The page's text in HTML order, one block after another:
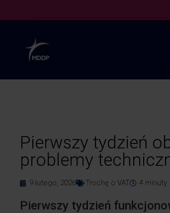
Pierwszy tydzień
problemy
9 lutego, 2026 Trochę o VAT 4 minuty
Pierwszy tydzień